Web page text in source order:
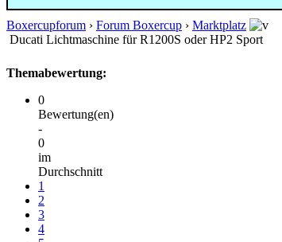
Boxercupforum › Forum Boxercup › Marktplatz
Ducati Lichtmaschine für R1200S oder HP2 Sport
Themabewertung:
0
Bewertung(en)
-
0
im
Durchschnitt
1
2
3
4